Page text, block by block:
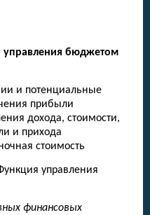
бюджетом
и потенциальные
прибыли
дохода, стоимости,
и прихода
стоимость
управления
финансовых